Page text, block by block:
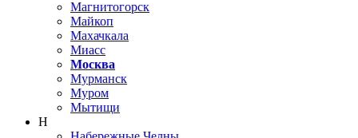
Магнитогорск
Майкоп
Махачкала
Миасс
Москва
Мурманск
Муром
Мытищи
Н